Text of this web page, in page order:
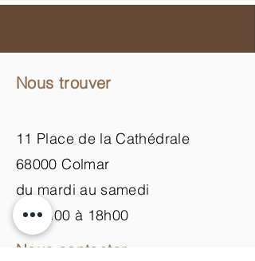
Nous trouver
11 Place de la Cathédrale
68000 Colmar
du mardi au samedi
de 9h00 à 18h00
Nous contacter